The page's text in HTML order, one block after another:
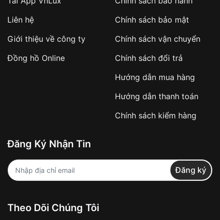
năng chống xước, va đập tốt.
Bộ máy bên trong
đồng hồ Thụy Sĩ được lắp ráp
tỉ mỉ, chính xác với độ sai số cực thấp, mang đến
khả năng hoạt động ổn định và lâu dài.
Nhiều mẫu
đồng hồ Thụy Sĩcòn được trang bị
chronograph, tourbillon,...
Thiết kế đẳng cấp, sang trọng được giới quý tộc săn đón
Liên hệ
Giới thiệu về công ty
Đồng hồ Online
Chính sách bảo mật
Chính sách vận chuyển
Chính sách đổi trả
Hướng dẫn mua hàng
Hướng dẫn thanh toán
Chính sách kiểm hàng
Đăng Ký Nhận Tin
Đăng ký
Theo Dõi Chúng Tôi